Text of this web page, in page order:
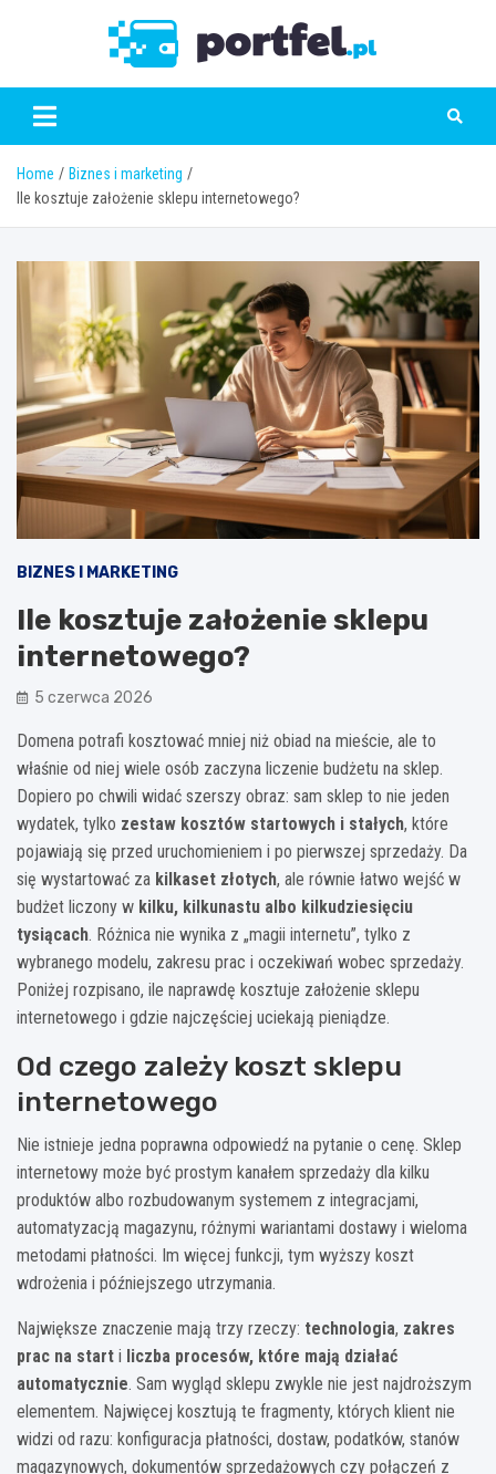
Home
Biznes i marketing
Ile kosztuje założenie sklepu internetowego?
BIZNES I MARKETING
Ile kosztuje założenie sklepu
internetowego?
5 czerwca 2026
Domena potrafi kosztować mniej niż obiad na mieście, ale to
właśnie od niej wiele osób zaczyna liczenie budżetu na sklep.
Dopiero po chwili widać szerszy obraz: sam sklep to nie jeden
wydatek, tylko zestaw kosztów startowych i stałych, które
pojawiają się przed uruchomieniem i po pierwszej sprzedaży. Da
się wystartować za kilkaset złotych, ale równie łatwo wejść w
budżet liczony w kilku, kilkunastu albo kilkudziesięciu
tysiącach. Różnica nie wynika z „magii internetu”, tylko z
wybranego modelu, zakresu prac i oczekiwań wobec sprzedaży.
Poniżej rozpisano, ile naprawdę kosztuje założenie sklepu
internetowego i gdzie najczęściej uciekają pieniądze.
Od czego zależy koszt sklepu
internetowego
Nie istnieje jedna poprawna odpowiedź na pytanie o cenę. Sklep
internetowy może być prostym kanałem sprzedaży dla kilku
produktów albo rozbudowanym systemem z integracjami,
automatyzacją magazynu, różnymi wariantami dostawy i wieloma
metodami płatności. Im więcej funkcji, tym wyższy koszt
wdrożenia i późniejszego utrzymania.
Największe znaczenie mają trzy rzeczy: technologia, zakres
prac na start i liczba procesów, które mają działać
automatycznie. Sam wygląd sklepu zwykle nie jest najdroższym
elementem. Najwięcej kosztują te fragmenty, których klient nie
widzi od razu: konfiguracja płatności, dostaw, podatków, stanów
magazynowych, dokumentów sprzedażowych czy połączeń z